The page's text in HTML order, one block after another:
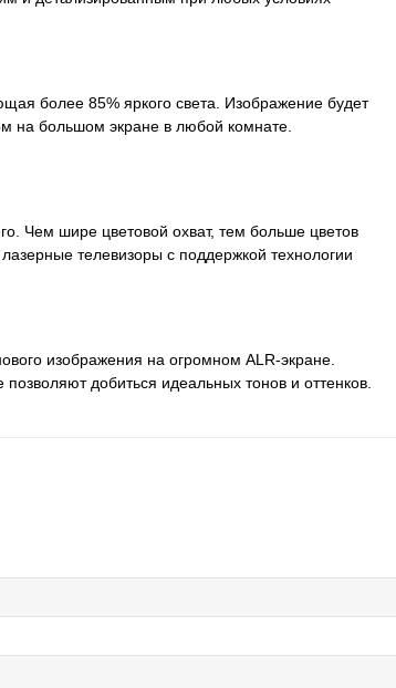
более 85% яркого света. Изображение будет
на большом экране в любой комнате.
Чем шире цветовой охват, тем больше цветов
телевизоры с поддержкой технологии
изображения на огромном ALR-экране.
добиться идеальных тонов и оттенков.